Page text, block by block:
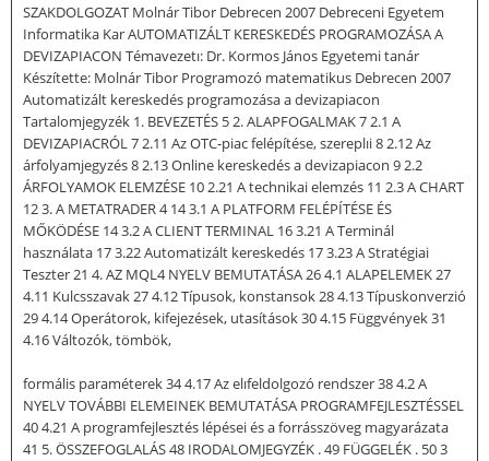
SZAKDOLGOZAT Molnár Tibor Debrecen 2007 Debreceni Egyetem
Informatika Kar AUTOMATIZÁLT KERESKEDÉS PROGRAMOZÁSA A
DEVIZAPIACON Témavezetı: Dr. Kormos János Egyetemi tanár
Készítette: Molnár Tibor Programozó matematikus Debrecen 2007
Automatizált kereskedés programozása a devizapiacon
Tartalomjegyzék 1. BEVEZETÉS 5 2. ALAPFOGALMAK 7 2.1 A
DEVIZAPIACRÓL 7 2.11 Az OTC-piac felépítése, szereplıi 8 2.12 Az
árfolyamjegyzés 8 2.13 Online kereskedés a devizapiacon 9 2.2
ÁRFOLYAMOK ELEMZÉSE 10 2.21 A technikai elemzés 11 2.3 A CHART
12 3. A METATRADER 4 14 3.1 A PLATFORM FELÉPÍTÉSE ÉS
MŐKÖDÉSE 14 3.2 A CLIENT TERMINAL 16 3.21 A Terminál
használata 17 3.22 Automatizált kereskedés 17 3.23 A Stratégiai
Teszter 21 4. AZ MQL4 NYELV BEMUTATÁSA 26 4.1 ALAPELEMEK 27
4.11 Kulcsszavak 27 4.12 Típusok, konstansok 28 4.13 Típuskonverzió
29 4.14 Operátorok, kifejezések, utasítások 30 4.15 Függvények 31
4.16 Változók, tömbök,
formális paraméterek 34 4.17 Az elıfeldolgozó rendszer 38 4.2 A
NYELV TOVÁBBI ELEMEINEK BEMUTATÁSA PROGRAMFEJLESZTÉSSEL
40 4.21 A programfejlesztés lépései és a forrásszöveg magyarázata
41 5. ÖSSZEFOGLALÁS 48 IRODALOMJEGYZÉK . 49 FÜGGELÉK . 50 3